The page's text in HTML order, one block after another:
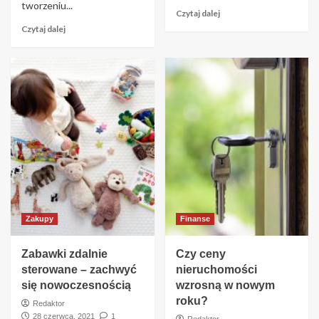
tworzeniu...
Czytaj dalej
Czytaj dalej
Zakupy
Zabawki zdalnie
sterowane – zachwyć
się nowoczesnością
Redaktor
28 czerwca, 2021
1
Finanse
Czy ceny
nieruchomości
wzrosną w nowym
roku?